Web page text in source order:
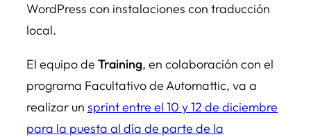
WordPress con instalaciones con traducción
local.
El equipo de Training, en colaboración con el
programa Facultativo de Automattic, va a
realizar un sprint entre el 10 y 12 de diciembre
para la puesta al día de parte de la